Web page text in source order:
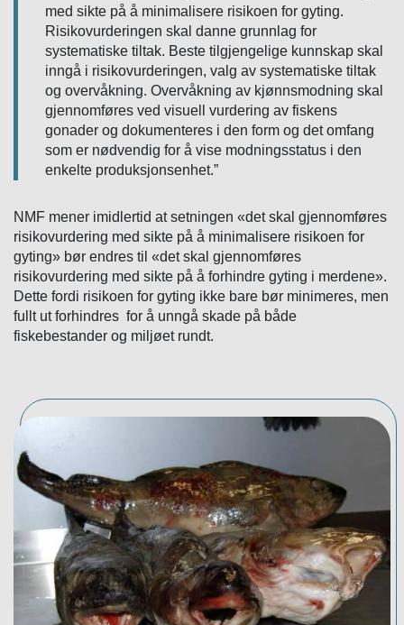
med sikte på å minimalisere risikoen for gyting.
Risikovurderingen skal danne grunnlag for
systematiske tiltak. Beste tilgjengelige kunnskap skal
inngå i risikovurderingen, valg av systematiske tiltak
og overvåkning. Overvåkning av kjønnsmodning skal
gjennomføres ved visuell vurdering av fiskens
gonader og dokumenteres i den form og det omfang
som er nødvendig for å vise modningsstatus i den
enkelte produksjonsenhet.”
NMF mener imidlertid at setningen «det skal gjennomføres
risikovurdering med sikte på å minimalisere risikoen for
gyting» bør endres til «det skal gjennomføres
risikovurdering med sikte på å forhindre gyting i merdene».
Dette fordi risikoen for gyting ikke bare bør minimeres, men
fullt ut forhindres for å unngå skade på både
fiskebestander og miljøet rundt.